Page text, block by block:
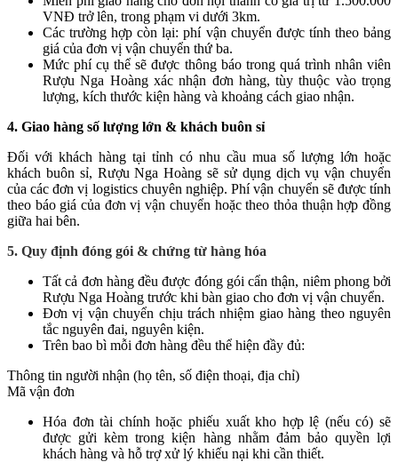
VNĐ trở lên, trong phạm vi dưới 3km.
Các trường hợp còn lại: phí vận chuyển được tính theo bảng
giá của đơn vị vận chuyển thứ ba.
Mức phí cụ thể sẽ được thông báo trong quá trình nhân viên
Rượu Nga Hoàng xác nhận đơn hàng, tùy thuộc vào trọng
lượng, kích thước kiện hàng và khoảng cách giao nhận.
4. Giao hàng số lượng lớn & khách buôn sỉ
Đối với khách hàng tại tỉnh có nhu cầu mua số lượng lớn hoặc
khách buôn sỉ, Rượu Nga Hoàng sẽ sử dụng dịch vụ vận chuyển
của các đơn vị logistics chuyên nghiệp. Phí vận chuyển sẽ được tính
theo báo giá của đơn vị vận chuyển hoặc theo thỏa thuận hợp đồng
giữa hai bên.
5. Quy định đóng gói & chứng từ hàng hóa
Tất cả đơn hàng đều được đóng gói cẩn thận, niêm phong bởi
Rượu Nga Hoàng trước khi bàn giao cho đơn vị vận chuyển.
Đơn vị vận chuyển chịu trách nhiệm giao hàng theo nguyên
tắc nguyên đai, nguyên kiện.
Trên bao bì mỗi đơn hàng đều thể hiện đầy đủ:
Thông tin người nhận (họ tên, số điện thoại, địa chỉ)
Mã vận đơn
Hóa đơn tài chính hoặc phiếu xuất kho hợp lệ (nếu có) sẽ
được gửi kèm trong kiện hàng nhằm đảm bảo quyền lợi
khách hàng và hỗ trợ xử lý khiếu nại khi cần thiết.